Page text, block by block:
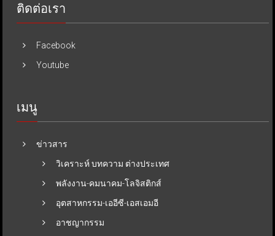
ติดต่อเรา
Facebook
Youtube
เมนู
ข่าวสาร
วิเคราะห์ บทความ ต่างประเทศ
พลังงาน-คมนาคม-โลจิสติกส์
อุตสาหกรรม-เออีซี-เอสเอมอี
อาชญากรรม